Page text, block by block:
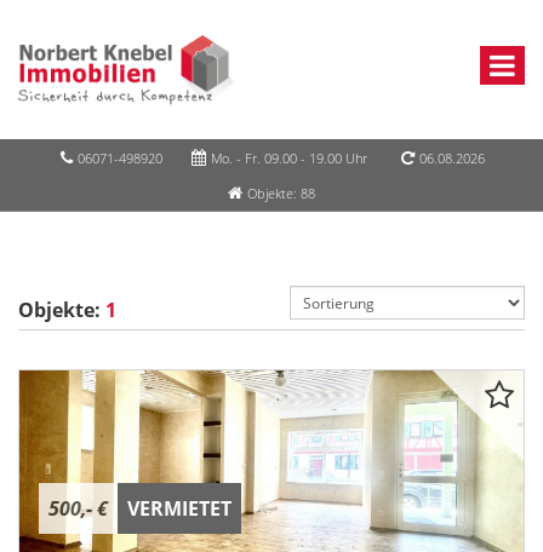
06071-498920 Mo. - Fr. 09.00 - 19.00 Uhr
06.08.2026
Objekte: 88
Objekte: 1
500,- € VERMIETET